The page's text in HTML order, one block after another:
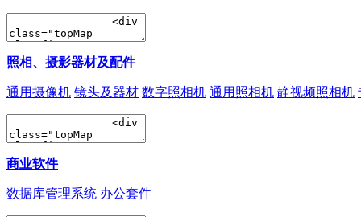
照相、摄影器材及配件
通用摄像机 镜头及器材 数字照相机 通用照相机 静视频照相机
商业软件
数据库管理系统 办公套件